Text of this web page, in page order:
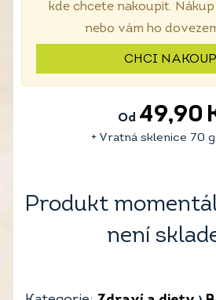
kde chcete nakoupit.
nebo vám ho
CHCI
Od 49,90
+ Vratná sklenice 70
Produkt
není